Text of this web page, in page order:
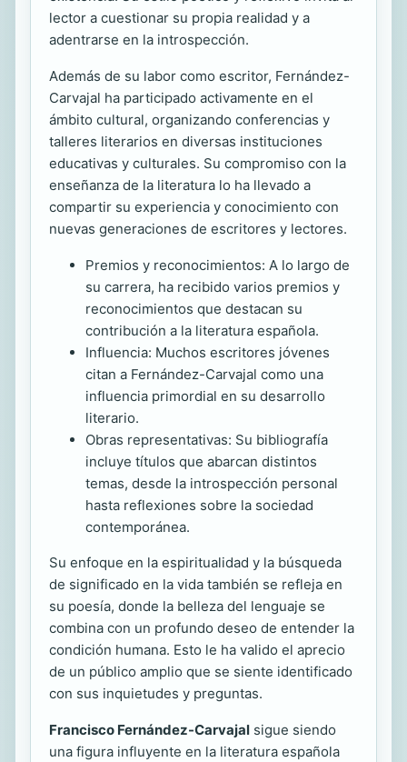
lector a cuestionar su propia realidad y a
adentrarse en la introspección.
Además de su labor como escritor, Fernández-
Carvajal ha participado activamente en el
ámbito cultural, organizando conferencias y
talleres literarios en diversas instituciones
educativas y culturales. Su compromiso con la
enseñanza de la literatura lo ha llevado a
compartir su experiencia y conocimiento con
nuevas generaciones de escritores y lectores.
Premios y reconocimientos: A lo largo de
su carrera, ha recibido varios premios y
reconocimientos que destacan su
contribución a la literatura española.
Influencia: Muchos escritores jóvenes
citan a Fernández-Carvajal como una
influencia primordial en su desarrollo
literario.
Obras representativas: Su bibliografía
incluye títulos que abarcan distintos
temas, desde la introspección personal
hasta reflexiones sobre la sociedad
contemporánea.
Su enfoque en la espiritualidad y la búsqueda
de significado en la vida también se refleja en
su poesía, donde la belleza del lenguaje se
combina con un profundo deseo de entender la
condición humana. Esto le ha valido el aprecio
de un público amplio que se siente identificado
con sus inquietudes y preguntas.
Francisco Fernández-Carvajal sigue siendo
una figura influyente en la literatura española